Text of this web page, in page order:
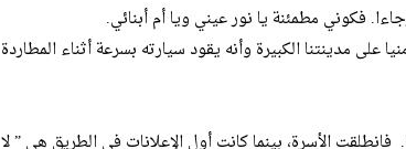
فكوني مطمئنة يا نور عيني ويا أم أبنائي.
مدينتنا الكبيرة وأنه يقود سيارته بسرعة أثناء المطاردة
الأسرة، بينما كانت أول الإعلانات في الطريق هي ” لا